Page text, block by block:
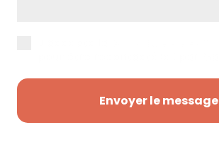
Envoyer le message